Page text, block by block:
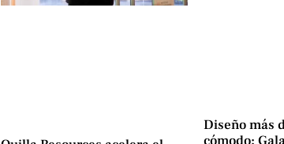
Diseño más